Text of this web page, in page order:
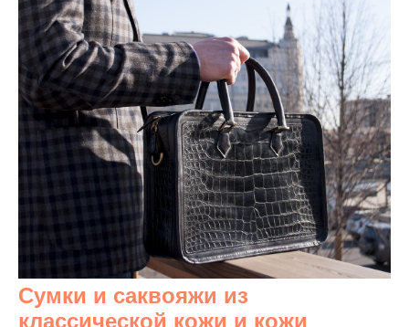
Сумки и саквояжи из
классической кожи и кожи